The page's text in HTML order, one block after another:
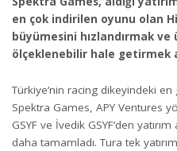
en çok indirilen oyunu olan
büyümesini hızlandırmak
ölçeklenebilir hale getirmek
Türkiye’nin racing dikeyindeki
Spektra Games, APY Ventures
GSYF ve İvedik GSYF’den
daha tamamladı. Tura tek